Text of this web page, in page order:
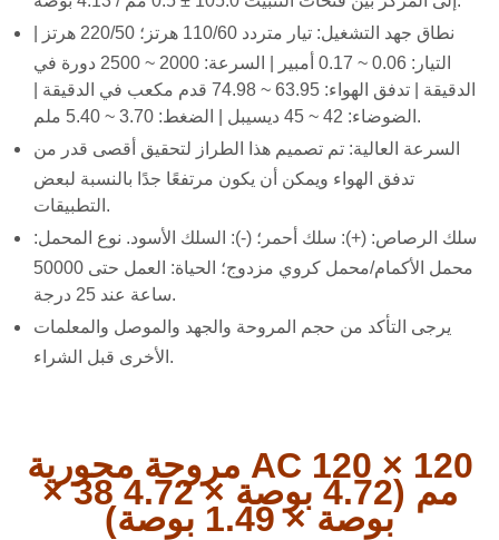
نطاق جهد التشغيل: تيار متردد 110/60 هرتز؛ 220/50 هرتز |
التيار: 0.06 ~ 0.17 أمبير | السرعة: 2000 ~ 2500 دورة في
الدقيقة | تدفق الهواء: 63.95 ~ 74.98 قدم مكعب في الدقيقة |
الضوضاء: 42 ~ 45 ديسيبل | الضغط: 3.70 ~ 5.40 ملم.
السرعة العالية: تم تصميم هذا الطراز لتحقيق أقصى قدر من
تدفق الهواء ويمكن أن يكون مرتفعًا جدًا بالنسبة لبعض
التطبيقات.
سلك الرصاص: (+): سلك أحمر؛ (-): السلك الأسود. نوع المحمل:
محمل الأكمام/محمل كروي مزدوج؛ الحياة: العمل حتى 50000
ساعة عند 25 درجة.
يرجى التأكد من حجم المروحة والجهد والموصل والمعلمات
الأخرى قبل الشراء.
مروحة محورية AC 120 × 120
× 38 مم (4.72 بوصة × 4.72
بوصة × 1.49 بوصة)